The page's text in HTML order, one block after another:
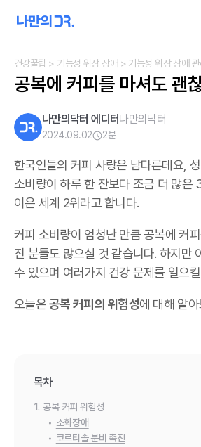
건강꿀팁 > 기능성 위장 장애 > 기능성 위장 장애 관
공복에 커피를 마셔도 괜
나만의닥터 에디터나만의닥터
2024.09.02 2분
한국인들의 커피 사랑은 남다른데요,
소비량이 하루 한 잔보다 조금 더 많은
이은 세계 2위라고 합니다.
커피 소비량이 엄청난 만큼 공복에 커
진 분들도 많으실 것 같습니다. 하지만
수 있으며 여러가지 건강 문제를 일으
오늘은공복 커피의 위험성에 대해 알
목차
1. 공복 커피 위험성
• 소화장애
• 코르티솔 분비 촉진